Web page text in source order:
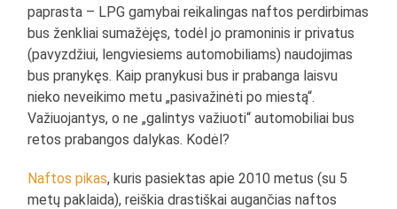
paprasta – LPG gamybai reikalingas naftos perdirbimas
bus ženkliai sumažėjęs, todėl jo pramoninis ir privatus
(pavyzdžiui, lengviesiems automobiliams) naudojimas
bus pranykęs. Kaip pranykusi bus ir prabanga laisvu
nieko neveikimo metu „pasivažinėti po miestą“.
Važiuojantys, o ne „galintys važiuoti“ automobiliai bus
retos prabangos dalykas. Kodėl?
Naftos pikas, kuris pasiektas apie 2010 metus (su 5
metų paklaida), reiškia drastiškai augančias naftos